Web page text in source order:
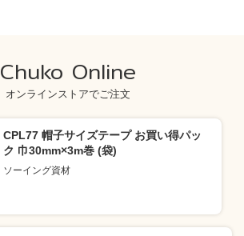
Chuko Online
オンラインストアでご注文
CPL77 帽子サイズテープ お買い得パッ
ク 巾30mm×3m巻 (袋)
ソーイング資材